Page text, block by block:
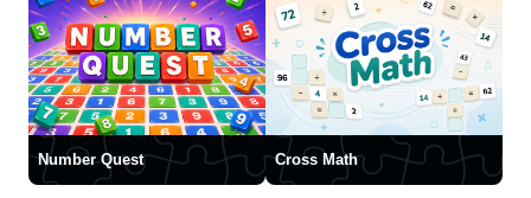
Number Quest Cross Math